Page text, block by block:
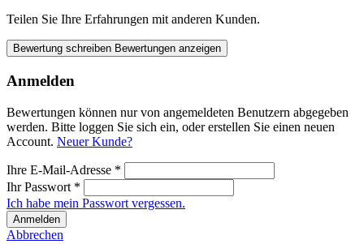
Teilen Sie Ihre Erfahrungen mit anderen Kunden.
Bewertung schreiben Bewertungen anzeigen
Anmelden
Bewertungen können nur von angemeldeten Benutzern abgegeben
werden. Bitte loggen Sie sich ein, oder erstellen Sie einen neuen
Account. Neuer Kunde?
Ihre E-Mail-Adresse *
Ihr Passwort *
Ich habe mein Passwort vergessen.
Anmelden
Abbrechen